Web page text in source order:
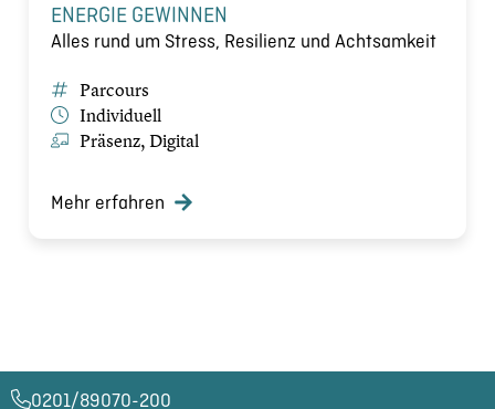
ENERGIE GEWINNEN
Alles rund um Stress, Resilienz und Achtsamkeit
Parcours
Individuell
Präsenz, Digital
Mehr erfahren
0201/89070-200​